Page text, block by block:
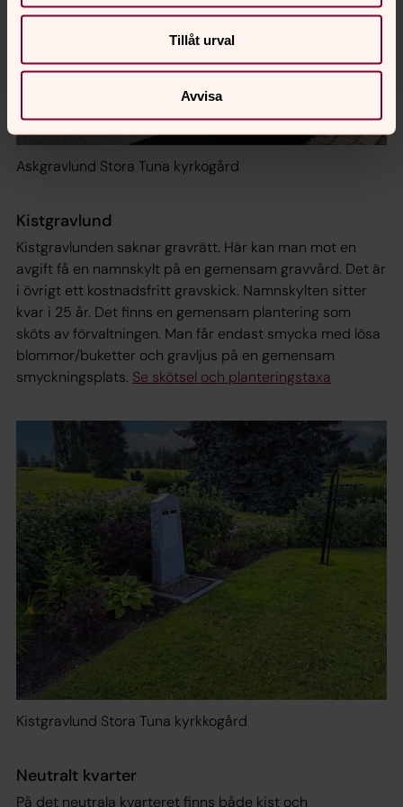
Tillåt urval
Avvisa
Askgravlund Stora Tuna kyrkogård
Kistgravlund
Kistgravlunden saknar gravrätt. Här kan man mot en
avgift få en namnskylt på en gemensam gravvård. Det är
i övrigt ett kostnadsfritt gravskick. Namnskylten sitter
kvar i 25 år. Det finns en gemensam plantering som
sköts av förvaltningen. Man får endast smycka med lösa
blommor/buketter och gravljus på en gemensam
smyckningsplats. Se skötsel och planteringstaxa
Kistgravlund Stora Tuna kyrkkogård
Neutralt kvarter
På det neutrala kvarteret finns både kist och